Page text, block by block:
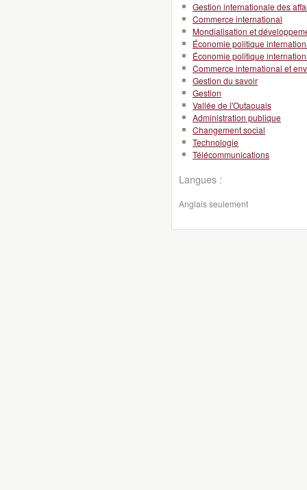
Gestion internationale des
Commerce international
Mondialisation et
Économie politique
Économie politique
Commerce international et
Gestion du savoir
Gestion
Vallée de l'Outaouais
Administration publique
Changement social
Technologie
Télécommunications
Langues :
Anglais seulement